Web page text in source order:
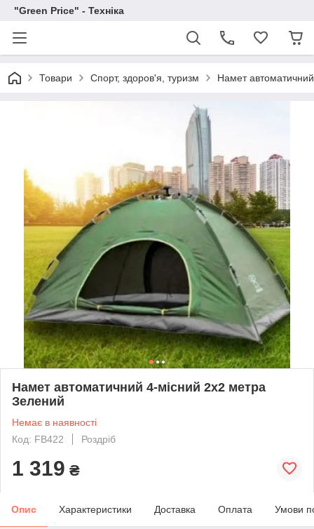
"Green Price" - Техніка
Товари Спорт, здоров'я, туризм Намет
Намет автоматичний 4-місний 2х2 метра
Зелений
Немає в наявності
Код: FB422
Роздріб
1 319 ₴
Опис Характеристики Доставка Оплата Умови